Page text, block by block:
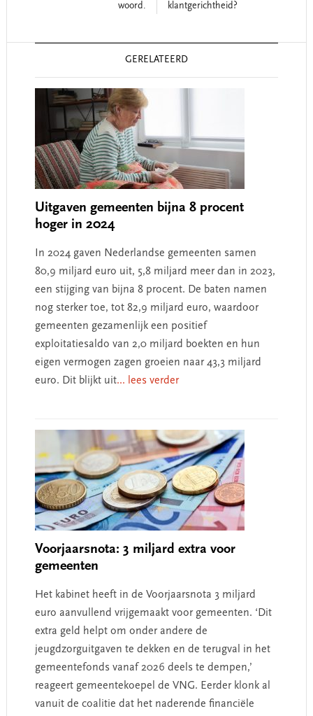
woord.
klantgerichtheid?
GERELATEERD
Uitgaven gemeenten bijna 8 procent
hoger in 2024
In 2024 gaven Nederlandse gemeenten samen
80,9 miljard euro uit, 5,8 miljard meer dan in 2023,
een stijging van bijna 8 procent. De baten namen
nog sterker toe, tot 82,9 miljard euro, waardoor
gemeenten gezamenlijk een positief
exploitatiesaldo van 2,0 miljard boekten en hun
eigen vermogen zagen groeien naar 43,3 miljard
euro. ​Dit blijkt uit... lees verder
Voorjaarsnota: 3 miljard extra voor
gemeenten
Het kabinet heeft in de Voorjaarsnota 3 miljard
euro aanvullend vrijgemaakt voor gemeenten. ‘Dit
extra geld helpt om onder andere de
jeugdzorguitgaven te dekken en de terugval in het
gemeentefonds vanaf 2026 deels te dempen,’
reageert gemeentekoepel de VNG. Eerder klonk al
vanuit de coalitie dat het naderende financiële